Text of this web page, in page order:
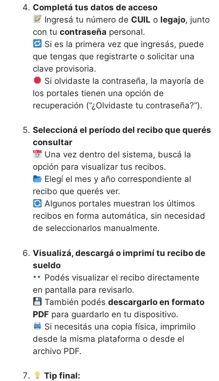
Completá tus datos de acceso
Ingresá tu número de CUIL o legajo, junto
con tu contraseña personal.
Si es la primera vez que ingresás, puede
que tengas que registrarte o solicitar una
clave provisoria.
Si olvidaste la contraseña, la mayoría de
los portales tienen una opción de
recuperación (“¿Olvidaste tu contraseña?”).
Seleccioná el período del recibo que querés
consultar
Una vez dentro del sistema, buscá la
opción para visualizar tus recibos.
Elegí el mes y año correspondiente al
recibo que querés ver.
Algunos portales muestran los últimos
recibos en forma automática, sin necesidad
de seleccionarlos manualmente.
Visualizá, descargá o imprimí tu recibo de
sueldo
Podés visualizar el recibo directamente
en pantalla para revisarlo.
También podésdescargarlo en formato
PDF para guardarlo en tu dispositivo.
Si necesitás una copia física, imprimilo
desde la misma plataforma o desde el
archivo PDF.
Tip final: